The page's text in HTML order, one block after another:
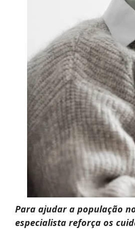
Para ajudar a população
especialista reforça os